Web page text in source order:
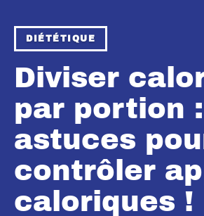
DIÉTÉTIQUE
Diviser
par portion :
astuces
contrôler
caloriques !